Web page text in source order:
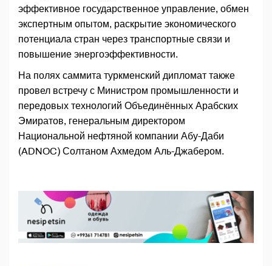
эффективное государственное управление, обмен
экспертным опытом, раскрытие экономического
потенциала стран через транспортные связи и
повышение энергоэффективности.
На полях саммита туркменский дипломат также
провел встречу с Министром промышленности и
передовых технологий Объединённых Арабских
Эмиратов, генеральным директором
Национальной нефтяной компании Абу-Даби
(ADNOC) Солтаном Ахмедом Аль-Джабером.